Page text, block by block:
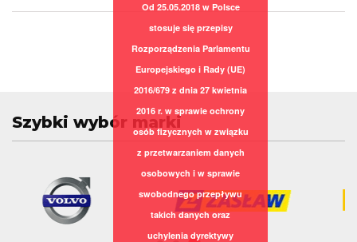
Szybki wybór marki
Od 25.05.2018 w Polsce
stosuje się przepisy
Rozporządzenia Parlamentu
Europejskiego i Rady (UE)
2016/679 z dnia 27 kwietnia
2016 r. w sprawie ochrony
osób fizycznych w związku
z przetwarzaniem danych
osobowych i w sprawie
swobodnego przepływu
takich danych oraz
uchylenia dyrektywy